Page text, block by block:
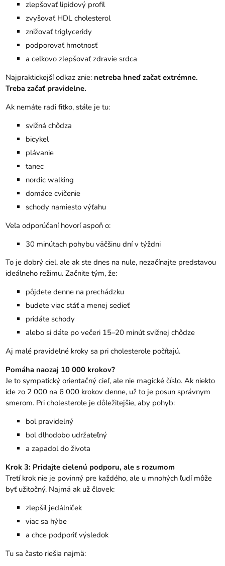
zlepšovať lipidový profil
zvyšovať HDL cholesterol
znižovať triglyceridy
podporovať hmotnosť
a celkovo zlepšovať zdravie srdca
Najpraktickejší odkaz znie: netreba hneď začať extrémne.
Treba začať pravidelne.
Ak nemáte radi fitko, stále je tu:
svižná chôdza
bicykel
plávanie
tanec
nordic walking
domáce cvičenie
schody namiesto výťahu
Veľa odporúčaní hovorí aspoň o:
30 minútach pohybu väčšinu dní v týždni
To je dobrý cieľ, ale ak ste dnes na nule, nezačínajte predstavou
ideálneho režimu. Začnite tým, že:
pôjdete denne na prechádzku
budete viac stáť a menej sedieť
pridáte schody
alebo si dáte po večeri 15–20 minút svižnej chôdze
Aj malé pravidelné kroky sa pri cholesterole počítajú.
Pomáha naozaj 10 000 krokov?
Je to sympatický orientačný cieľ, ale nie magické číslo. Ak niekto
ide zo 2 000 na 6 000 krokov denne, už to je posun správnym
smerom. Pri cholesterole je dôležitejšie, aby pohyb:
bol pravidelný
bol dlhodobo udržateľný
a zapadol do života
Krok 3: Pridajte cielenú podporu, ale s rozumom
Tretí krok nie je povinný pre každého, ale u mnohých ľudí môže
byť užitočný. Najmä ak už človek:
zlepšil jedálniček
viac sa hýbe
a chce podporiť výsledok
Tu sa často riešia najmä: